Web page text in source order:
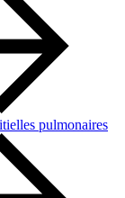
pulmonaires